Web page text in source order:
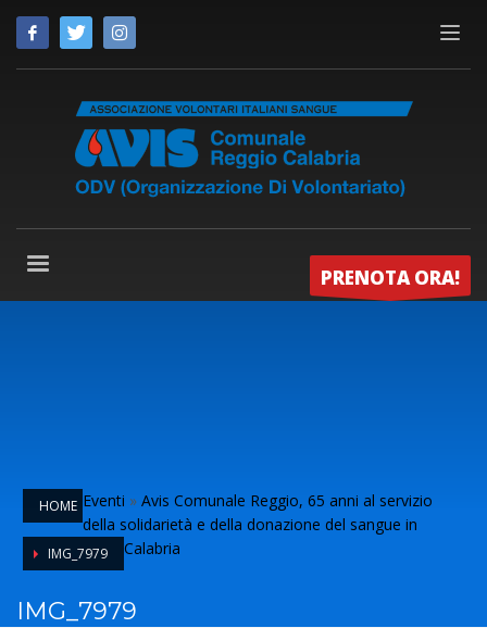
PRENOTA ORA!
HOME Eventi » Avis Comunale Reggio, 65 anni al servizio
della solidarietà e della donazione del sangue in
Calabria
IMG_7979
IMG_7979